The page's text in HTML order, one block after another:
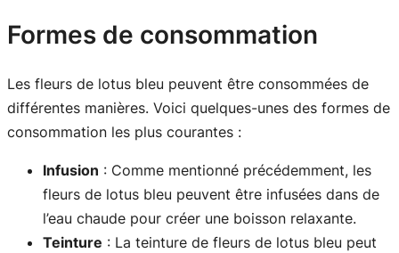
Formes de consommation
Les fleurs de lotus bleu peuvent être consommées de
différentes manières. Voici quelques-unes des formes de
consommation les plus courantes :
Infusion : Comme mentionné précédemment, les
fleurs de lotus bleu peuvent être infusées dans de
l’eau chaude pour créer une boisson relaxante.
Teinture : La teinture de fleurs de lotus bleu peut